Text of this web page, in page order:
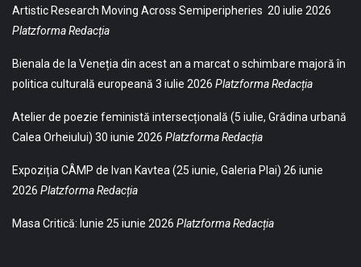
Artistic Research Moving Across Semiperipheries 20 iulie 2026
Platzforma Redacția
Bienala de la Veneția din acest an a marcat o schimbare majoră în
politica culturală europeană 3 iulie 2026 Platzforma Redacția
Atelier de poezie feministă intersecțională (5 iulie, Grădina urbană
Calea Orheiului) 30 iunie 2026 Platzforma Redacția
Expoziția CÂMP de Ivan Kavtea (25 iunie, Galeria Plai) 26 iunie
2026 Platzforma Redacția
Masa Critică: Iunie 25 iunie 2026 Platzforma Redacția